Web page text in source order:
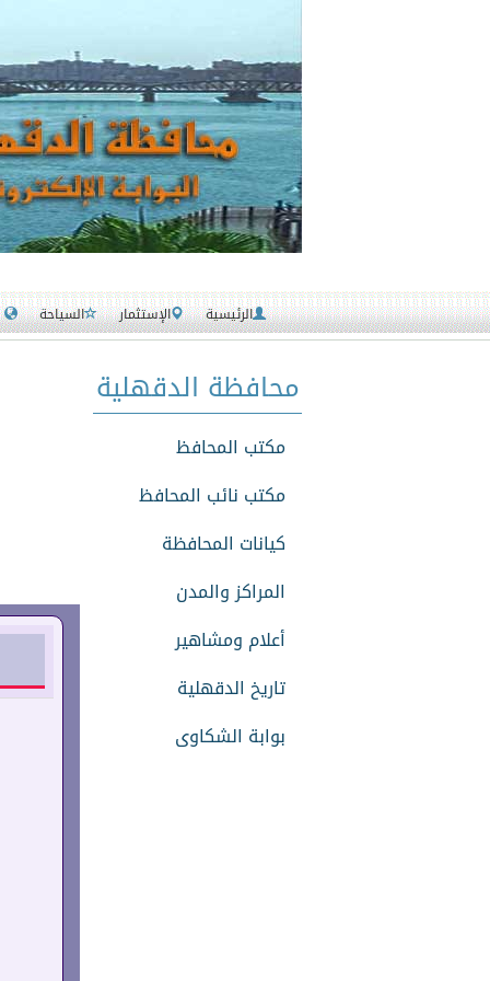
الرئيسية الإستثمار السياحة خدمات
محافظة الدقهلية
مكتب المحافظ
مكتب نائب المحافظ
كيانات المحافظة
المراكز والمدن
أعلام ومشاهير
تاريخ الدقهلية
بوابة الشكاوى